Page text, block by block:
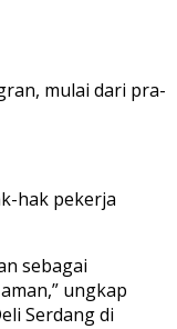
mulai dari pra-
hak pekerja
sebagai
ungkap
Serdang di